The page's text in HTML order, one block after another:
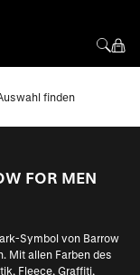
finden
FOR MEN
Symbol von Barrow
Mit allen Farben des
Fleece, Graffiti,